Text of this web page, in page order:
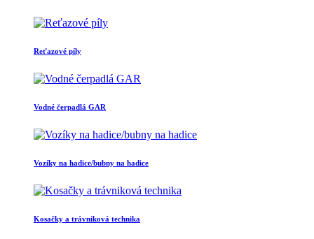
Reťazové píly
Vodné čerpadlá GAR
Vozíky na hadice/bubny na hadice
Kosačky a trávniková technika